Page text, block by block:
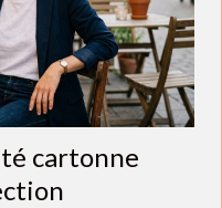
cartonne